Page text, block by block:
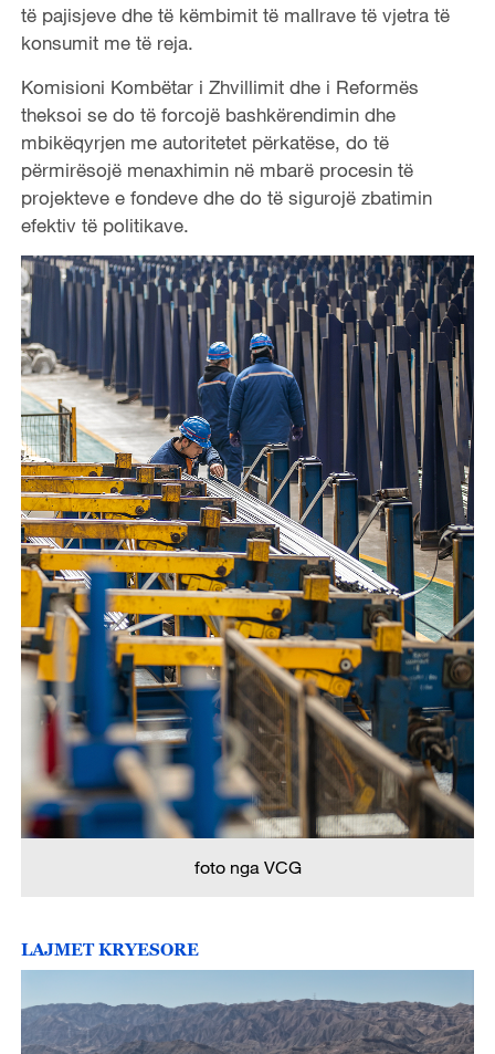
të pajisjeve dhe të këmbimit të mallrave të vjetra të
konsumit me të reja.
Komisioni Kombëtar i Zhvillimit dhe i Reformës
theksoi se do të forcojë bashkërendimin dhe
mbikëqyrjen me autoritetet përkatëse, do të
përmirësojë menaxhimin në mbarë procesin të
projekteve e fondeve dhe do të sigurojë zbatimin
efektiv të politikave.
foto nga VCG
LAJMET KRYESORE